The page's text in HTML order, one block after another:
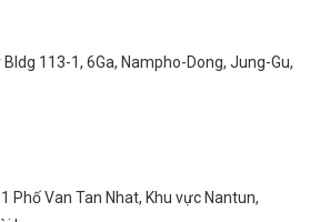
113-1, 6Ga, Nampho-Dong, Jung-Gu,
Phố Van Tan Nhat, Khu vực Nantun,